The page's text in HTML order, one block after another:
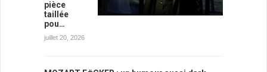
pièce
taillée
pou…
juillet 20, 2026